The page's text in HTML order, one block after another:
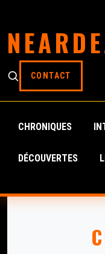
CONTACT
CHRONIQUES
DÉCOUVERTES